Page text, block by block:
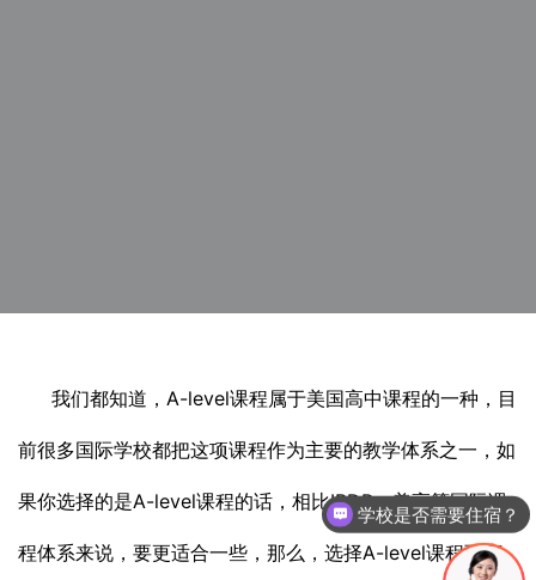
我们都知道，A-level课程属于美国高中课程的一种，目
前很多国际学校都把这项课程作为主要的教学体系之一，如
果你选择的是A-level课程的话，相比IBDP、美高等国际课
程体系来说，要更适合一些，那么，选择A-level课程到底
学校是否需要住宿？